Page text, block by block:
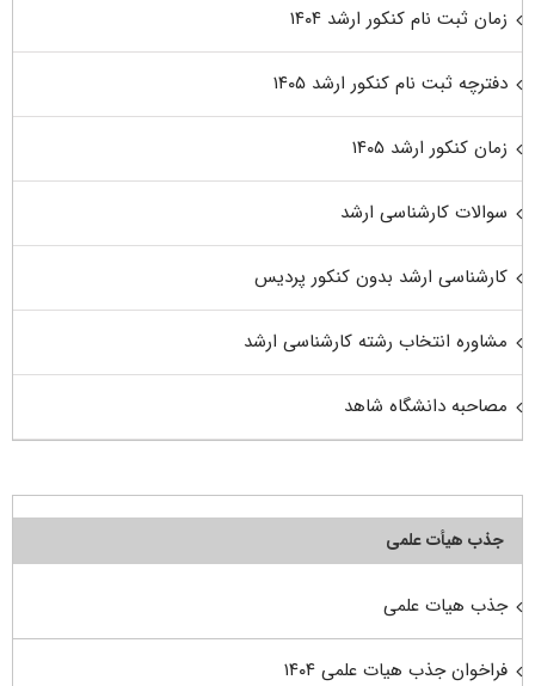
زمان ثبت نام کنکور ارشد ۱۴۰۴
دفترچه ثبت نام کنکور ارشد ۱۴۰۵
زمان کنکور ارشد ۱۴۰۵
سوالات کارشناسی ارشد
کارشناسی ارشد بدون کنکور پردیس
مشاوره انتخاب رشته کارشناسی ارشد
مصاحبه دانشگاه شاهد
جذب هیأت علمی
جذب هیات علمی
فراخوان جذب هیات علمی ۱۴۰۴